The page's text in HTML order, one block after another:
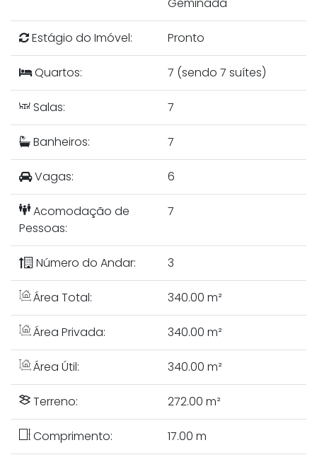
Geminada
Estágio do Imóvel: Pronto
Quartos: 7 (sendo 7 suítes)
Salas: 7
Banheiros: 7
Vagas: 6
Acomodação de
Pessoas:
7
Número do Andar: 3
Área Total: 340.00 m²
Área Privada: 340.00 m²
Área Útil: 340.00 m²
Terreno: 272.00 m²
Comprimento: 17.00 m